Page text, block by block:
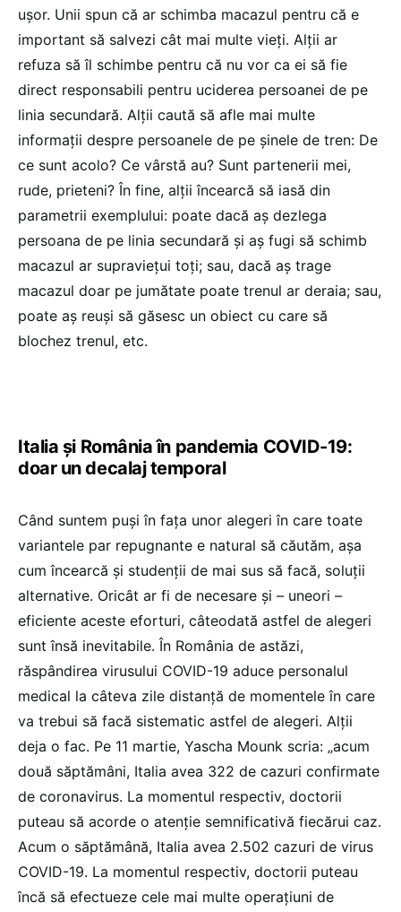
ușor. Unii spun că ar schimba macazul pentru că e
important să salvezi cât mai multe vieți. Alții ar
refuza să îl schimbe pentru că nu vor ca ei să fie
direct responsabili pentru uciderea persoanei de pe
linia secundară. Alții caută să afle mai multe
informații despre persoanele de pe șinele de tren: De
ce sunt acolo? Ce vârstă au? Sunt partenerii mei,
rude, prieteni? În fine, alții încearcă să iasă din
parametrii exemplului: poate dacă aș dezlega
persoana de pe linia secundară și aș fugi să schimb
macazul ar supraviețui toți; sau, dacă aș trage
macazul doar pe jumătate poate trenul ar deraia; sau,
poate aș reuși să găsesc un obiect cu care să
blochez trenul, etc.
Italia și România în pandemia COVID-19:
doar un decalaj temporal
Când suntem puși în fața unor alegeri în care toate
variantele par repugnante e natural să căutăm, așa
cum încearcă și studenții de mai sus să facă, soluții
alternative. Oricât ar fi de necesare și – uneori –
eficiente aceste eforturi, câteodată astfel de alegeri
sunt însă inevitabile. În România de astăzi,
răspândirea virusului COVID-19 aduce personalul
medical la câteva zile distanță de momentele în care
va trebui să facă sistematic astfel de alegeri. Alții
deja o fac. Pe 11 martie, Yascha Mounk scria: „acum
două săptămâni, Italia avea 322 de cazuri confirmate
de coronavirus. La momentul respectiv, doctorii
puteau să acorde o atenție semnificativă fiecărui caz.
Acum o săptămână, Italia avea 2.502 cazuri de virus
COVID-19. La momentul respectiv, doctorii puteau
încă să efectueze cele mai multe operațiuni de